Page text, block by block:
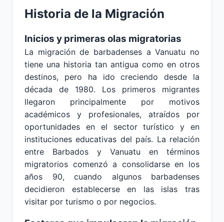
Historia de la Migración
Inicios y primeras olas migratorias
La migración de barbadenses a Vanuatu no
tiene una historia tan antigua como en otros
destinos, pero ha ido creciendo desde la
década de 1980. Los primeros migrantes
llegaron principalmente por motivos
académicos y profesionales, atraídos por
oportunidades en el sector turístico y en
instituciones educativas del país. La relación
entre Barbados y Vanuatu en términos
migratorios comenzó a consolidarse en los
años 90, cuando algunos barbadenses
decidieron establecerse en las islas tras
visitar por turismo o por negocios.